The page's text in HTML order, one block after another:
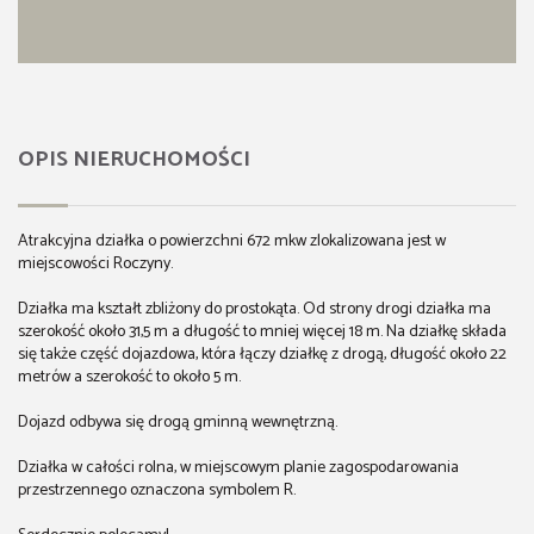
OPIS NIERUCHOMOŚCI
Atrakcyjna działka o powierzchni 672 mkw zlokalizowana jest w
miejscowości Roczyny.
Działka ma kształt zbliżony do prostokąta. Od strony drogi działka ma
szerokość około 31,5 m a długość to mniej więcej 18 m. Na działkę składa
się także część dojazdowa, która łączy działkę z drogą, długość około 22
metrów a szerokość to około 5 m.
Dojazd odbywa się drogą gminną wewnętrzną.
Działka w całości rolna, w miejscowym planie zagospodarowania
przestrzennego oznaczona symbolem R.